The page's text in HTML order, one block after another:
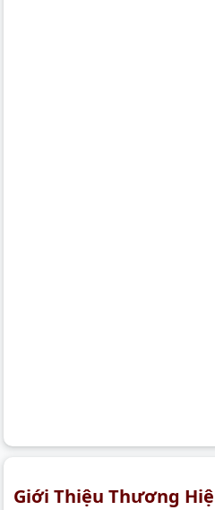
Giới Thiệu Thương